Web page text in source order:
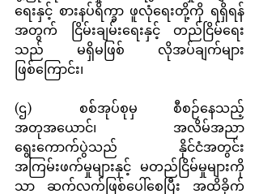
ရေးနှင့် စားနပ်ရိက္ခာ ဖူလုံရေးတို့ကို ရရှိရန်
အတွက် ငြိမ်းချမ်းရေးနှင့် တည်ငြိမ်ရေး
သည် မရှိမဖြစ် လိုအပ်ချက်များ
ဖြစ်ကြောင်း၊
(ဌ)	စစ်အုပ်စုမှ စီစဉ်နေသည့်
အတုအယောင်၊ အလိမ်အညာ
ရွေးကောက်ပွဲသည် နိုင်ငံအတွင်း
အကြမ်းဖက်မှုများနှင့် မတည်ငြိမ်မှုများကို
သာ ဆက်လက်ဖြစ်ပေါ်စေပြီး အထိခိုက်